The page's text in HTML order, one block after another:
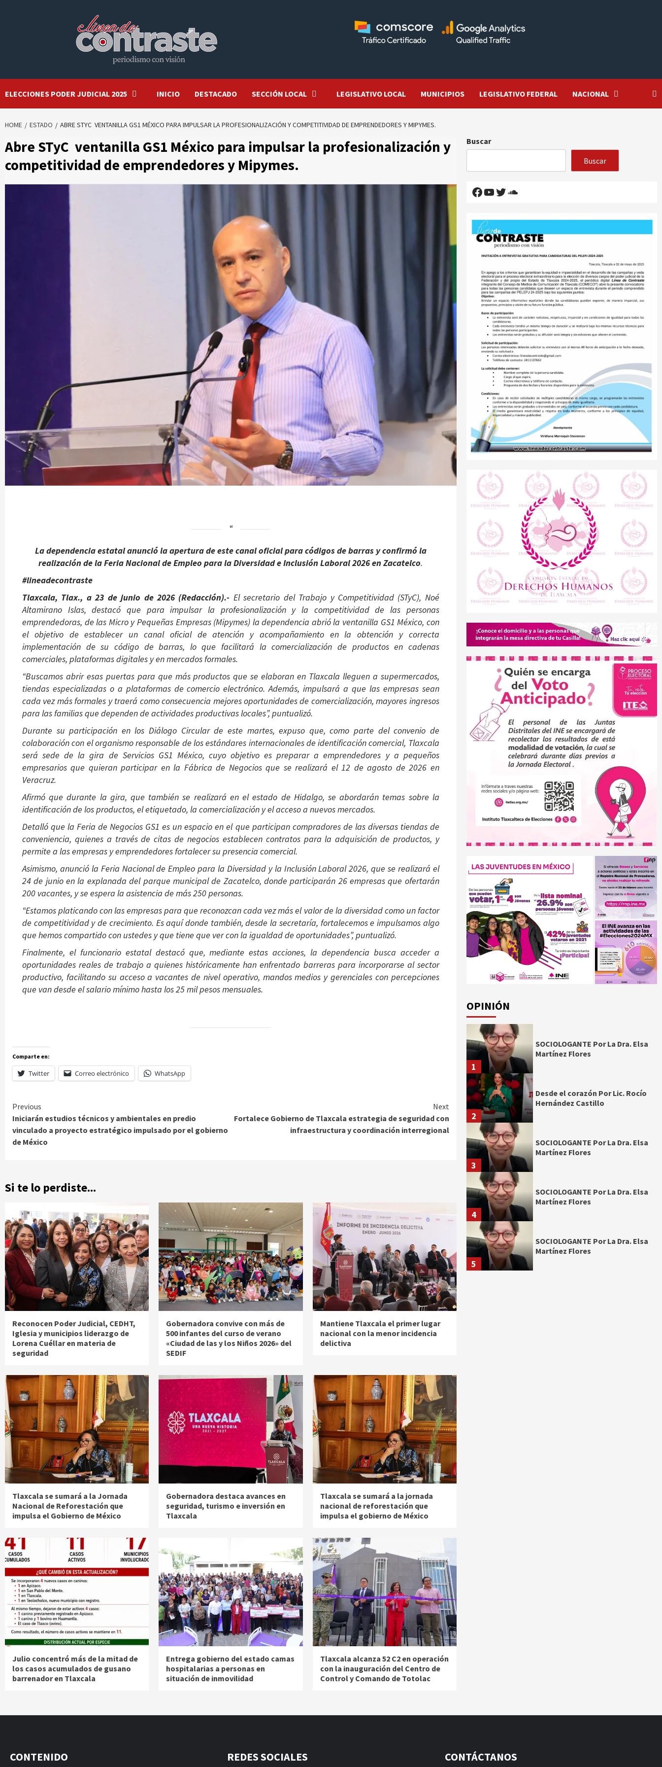
ELECCIONES PODER JUDICIAL 2025 INICIO DESTACADO SECCIÓN LOCAL LEGISLATIVO LOCAL MUNICIPIOS LEGISLATIVO FEDERAL NACIONAL
HOME ESTADO ABRE STYC VENTANILLA GS1 MÉXICO PARA IMPULSAR LA PROFESIONALIZACIÓN Y COMPETITIVIDAD DE EMPRENDEDORES Y MIPYMES.
Abre STyC ventanilla GS1 México para impulsar la profesionalización y
competitividad de emprendedores y Mipymes.
La dependencia estatal anunció la apertura de este canal oficial para códigos de barras y confirmó la
realización de la Feria Nacional de Empleo para la Diversidad e Inclusión Laboral 2026 en Zacatelco.
#lineadecontraste
Tlaxcala, Tlax., a 23 de junio de 2026 (Redacción).- El secretario del Trabajo y Competitividad (STyC), Noé
Altamirano Islas, destacó que para impulsar la profesionalización y la competitividad de las personas
emprendedoras, de las Micro y Pequeñas Empresas (Mipymes) la dependencia abrió la ventanilla GS1 México, con
el objetivo de establecer un canal oficial de atención y acompañamiento en la obtención y correcta
implementación de su código de barras, lo que facilitará la comercialización de productos en cadenas
comerciales, plataformas digitales y en mercados formales.
“Buscamos abrir esas puertas para que más productos que se elaboran en Tlaxcala lleguen a supermercados,
tiendas especializadas o a plataformas de comercio electrónico. Además, impulsará a que las empresas sean
cada vez más formales y traerá como consecuencia mejores oportunidades de comercialización, mayores ingresos
para las familias que dependen de actividades productivas locales”, puntualizó.
Durante su participación en los Diálogo Circular de este martes, expuso que, como parte del convenio de
colaboración con el organismo responsable de los estándares internacionales de identificación comercial, Tlaxcala
será sede de la gira de Servicios GS1 México, cuyo objetivo es preparar a emprendedores y a pequeños
empresarios que quieran participar en la Fábrica de Negocios que se realizará el 12 de agosto de 2026 en
Veracruz.
Afirmó que durante la gira, que también se realizará en el estado de Hidalgo, se abordarán temas sobre la
identificación de los productos, el etiquetado, la comercialización y el acceso a nuevos mercados.
Detalló que la Feria de Negocios GS1 es un espacio en el que participan compradores de las diversas tiendas de
conveniencia, quienes a través de citas de negocios establecen contratos para la adquisición de productos, y
permite a las empresas y emprendedores fortalecer su presencia comercial.
Asimismo, anunció la Feria Nacional de Empleo para la Diversidad y la Inclusión Laboral 2026, que se realizará el
24 de junio en la explanada del parque municipal de Zacatelco, donde participarán 26 empresas que ofertarán
200 vacantes, y se espera la asistencia de más 250 personas.
“Estamos platicando con las empresas para que reconozcan cada vez más el valor de la diversidad como un factor
de competitividad y de crecimiento. Es aquí donde también, desde la secretaría, fortalecemos e impulsamos algo
que hemos compartido con ustedes y que tiene que ver con la igualdad de oportunidades”, puntualizó.
Finalmente, el funcionario estatal destacó que, mediante estas acciones, la dependencia busca acceder a
oportunidades reales de trabajo a quienes históricamente han enfrentado barreras para incorporarse al sector
productivo, facilitando su acceso a vacantes de nivel operativo, mandos medios y gerenciales con percepciones
que van desde el salario mínimo hasta los 25 mil pesos mensuales.
Comparte en:
Twitter Correo electrónico WhatsApp
Continue
Reading
Previous
Iniciarán estudios técnicos y ambientales en predio
vinculado a proyecto estratégico impulsado por el gobierno
de México
Next
Fortalece Gobierno de Tlaxcala estrategia de seguridad con
infraestructura y coordinación interregional
Si te lo perdiste...
Reconocen Poder Judicial, CEDHT,
Iglesia y municipios liderazgo de
Lorena Cuéllar en materia de
seguridad
Gobernadora convive con más de
500 infantes del curso de verano
«Ciudad de las y los Niños 2026» del
SEDIF
Mantiene Tlaxcala el primer lugar
nacional con la menor incidencia
delictiva
Tlaxcala se sumará a la Jornada
Nacional de Reforestación que
impulsa el Gobierno de México
Gobernadora destaca avances en
seguridad, turismo e inversión en
Tlaxcala
Tlaxcala se sumará a la jornada
nacional de reforestación que
impulsa el gobierno de México
Julio concentró más de la mitad de
los casos acumulados de gusano
barrenador en Tlaxcala
Entrega gobierno del estado camas
hospitalarias a personas en
situación de inmovilidad
Tlaxcala alcanza 52 C2 en operación
con la inauguración del Centro de
Control y Comando de Totolac
Buscar
Buscar
Facebook
YouTube
Twitter
SoundCloud
OPINIÓN
1
SOCIOLOGANTE Por La Dra. Elsa
Martínez Flores
2
Desde el corazón Por Lic. Rocío
Hernández Castillo
3
SOCIOLOGANTE Por La Dra. Elsa
Martínez Flores
4
SOCIOLOGANTE Por La Dra. Elsa
Martínez Flores
5
SOCIOLOGANTE Por La Dra. Elsa
Martínez Flores
CONTENIDO REDES SOCIALES CONTÁCTANOS